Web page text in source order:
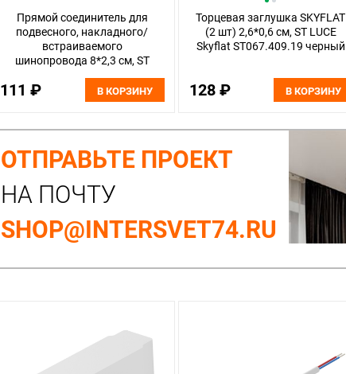
Прямой соединитель для
подвесного, накладного/
встраиваемого
шинопровода 8*2,3 см, ST
черный
111 ₽ В КОРЗИНУ
Торцевая заглушка SKYFLAT
(2 шт) 2,6*0,6 см, ST LUCE
Skyflat ST067.409.19 черный
128 ₽ В КОРЗИНУ
ОТПРАВЬТЕ ПРОЕКТ
НА ПОЧТУ
SHOP@INTERSVET74.RU